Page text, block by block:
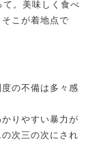
。美味しく食べ
こが着地点で
の不備は多々感
りやすい暴力が
次三の次にされ